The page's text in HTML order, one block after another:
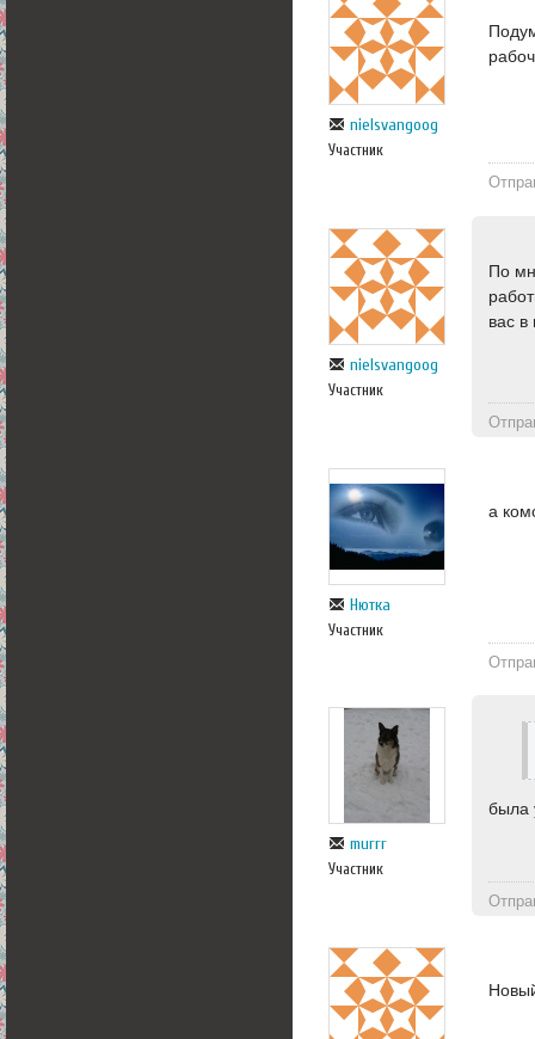
nielsvangoog
Участник
nielsvangoog
Участник
По
вас
Нютка
Участник
а
murrr
Участник
была